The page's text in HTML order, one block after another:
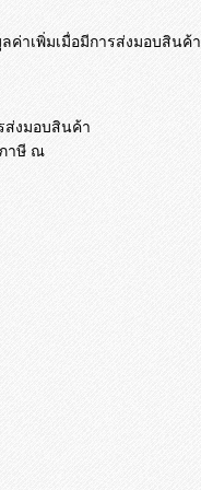
ลค่าเพิ่มเมื่อมีการส่งมอบสินค้า
ส่งมอบสินค้า
ภาษี ณ